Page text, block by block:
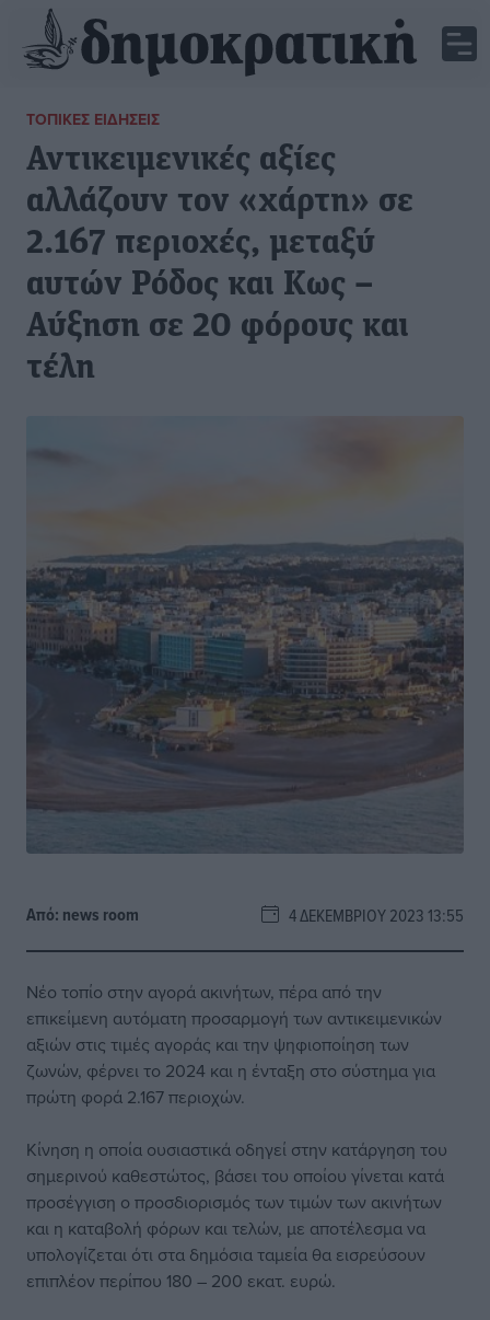
ΤΟΠΙΚΈΣ ΕΙΔΉΣΕΙΣ
Αντικειμενικές αξίες
αλλάζουν τον «χάρτη» σε
2.167 περιοχές, μεταξύ
αυτών Ρόδος και Κως –
Αύξηση σε 20 φόρους και
τέλη
Από: news room 4 ΔΕΚΕΜΒΡΊΟΥ 2023 13:55
Νέο τοπίο στην αγορά ακινήτων, πέρα από την
επικείμενη αυτόματη προσαρμογή των αντικειμενικών
αξιών στις τιμές αγοράς και την ψηφιοποίηση των
ζωνών, φέρνει το 2024 και η ένταξη στο σύστημα για
πρώτη φορά 2.167 περιοχών.
Κίνηση η οποία ουσιαστικά οδηγεί στην κατάργηση του
σημερινού καθεστώτος, βάσει του οποίου γίνεται κατά
προσέγγιση ο προσδιορισμός των τιμών των ακινήτων
και η καταβολή φόρων και τελών, με αποτέλεσμα να
υπολογίζεται ότι στα δημόσια ταμεία θα εισρεύσουν
επιπλέον περίπου 180 – 200 εκατ. ευρώ.